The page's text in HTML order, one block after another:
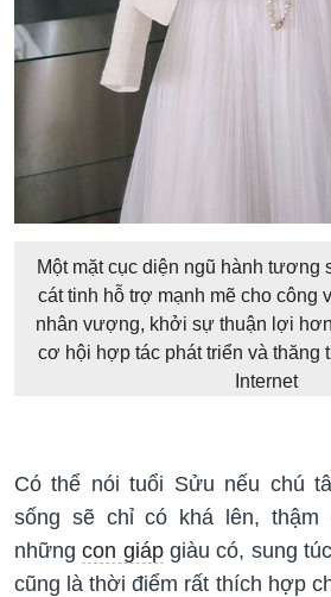
Một mặt cục diện ngũ hành tương
cát tinh hỗ trợ mạnh mẽ cho công
nhân vượng, khởi sự thuận lợi
cơ hội hợp tác phát triển và thăng
Internet
Có thể nói tuổi Sửu nếu chú
sống sẽ chỉ có khá lên,
nhữngcon giápgiàu có, sung
cũng là thời điểm rất thích hợp